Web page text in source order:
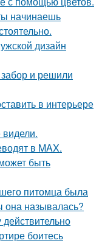
начинаешь
дизайн
и решили
в интерьере
видели.
в MAX.
быть
питомца была
она называлась?
боитесь